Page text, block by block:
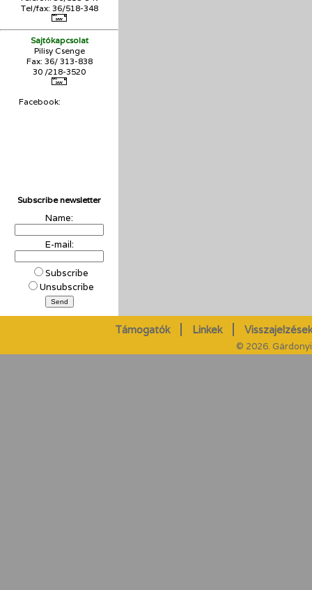
Tel/fax: 36/518-348
Sajtókapcsolat
Pilisy Csenge
Fax: 36/ 313-838
30 /218-3520
Facebook:
Subscribe newsletter
Name:
E-mail:
Subscribe
Unsubscribe
Támogatók Linkek
© 2026.